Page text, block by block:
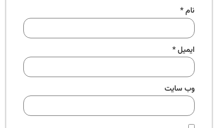
نام*
ایمیل*
وب‌ سایت